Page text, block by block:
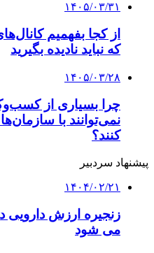
۱۴۰۵/۰۳/۳۱
که نباید نادیده بگیرید
۱۴۰۵/۰۳/۲۸
چرا بسیاری از
نمی‌توانند با
کنند؟
پیشنهاد سردبیر
۱۴۰۴/۰۲/۲۱
زنجیره ارزش
می شود